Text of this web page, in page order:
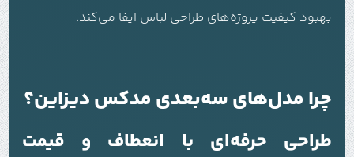
بهبود کیفیت پروژه‌های طراحی لباس ایفا می‌کند.
چرا مدل‌های سه‌بعدی مدکس دیزاین؟
طراحی حرفه‌ای با انعطاف و قیمت